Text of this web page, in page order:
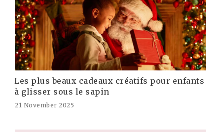
Les plus beaux cadeaux créatifs pour enfants
à glisser sous le sapin
21 November 2025